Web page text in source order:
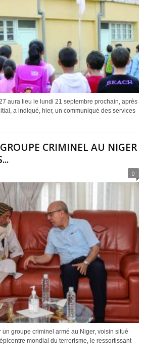
aura lieu le lundi 21 septembre prochain, après
a indiqué, hier, un communiqué des services
CRIMINEL AU NIGER
0
un groupe criminel armé au Niger, voisin situé
mondial du terrorisme, le ressortissant